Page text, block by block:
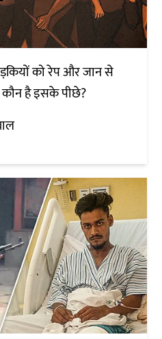
को रेप और जान से
है इसके पीछे?